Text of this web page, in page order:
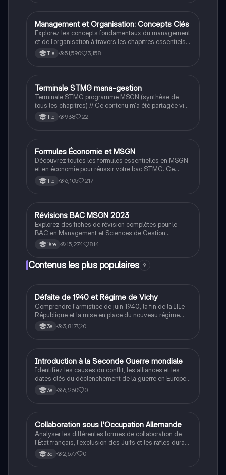
STMG
Management et Organisation: Concepts Clés
Explorez les concepts fondamentaux du management
et de l'organisation à travers les chapitres essentiels
du programme de terminale STMG. Ce résumé couvre
des thèmes tels que la stratégie d'entreprise, la
Idéal pour préparer le BAC et comprendre les enjeux
contemporains du management.
Tle 51,590 3,158
STMG
Terminale STMG mana-gestion
Terminale STMG programme MSGN (synthèse de
tous les chapitres) // Ce contenu m'a été partagée via
un lien drive sur tiktok je l'ai enregistré ici pour l'avoir
dans ma bibliothèque sur n'importe quelle appareil et
Tle 938 22
STMG
Formules Économie et MSGN
Découvrez toutes les formules essentielles en MSGN
et en économie pour réussir votre bac STMG. Ce
document couvre des concepts clés tels que le seuil
de rentabilité, le coût de revient, le PIB, et bien plus
Tle 6,105 217
STMG
Révisions BAC MSGN 2023
Explorez des fiches de révision complètes pour le
BAC en Management et Sciences de Gestion
Numérique (MSGN). Ce document couvre des
concepts clés tels que les styles de management, les
modèles économiques, la chaîne de valeur de Porter,
et bien plus. Idéal pour les étudiants en STMG
1ère 15,274 814
Contenus les plus populaires 9
DHistoire
Défaite de 1940 et Régime de Vichy
Comprendre l'armistice de juin 1940, la fin de la IIIe
République et la mise en place du nouveau régime
autoritaire de Philippe Pétain.
3e 3,817 0
IHistoire
Introduction à la Seconde Guerre mondiale
Identifiez les causes du conflit, les alliances et les
dates clés du déclenchement de la guerre en Europe
et dans le Pacifique.
3e 6,260 0
CHistoire
Collaboration sous l'Occupation Allemande
Analyser les différentes formes de collaboration de
l'État français, l'exclusion des Juifs et les rafles durant
la Seconde Guerre mondiale.
3e 2,577 0